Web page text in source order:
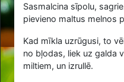
Sasmalcina sīpolu,
pievieno maltus melnos
Kad mīkla uzrūgusi, to
no bļodas, liek uz galda
miltiem, un izrullē.